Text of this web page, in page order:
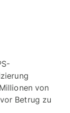
von
Betrug zu